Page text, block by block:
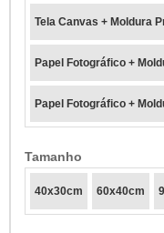
Tela Canvas + Moldura
Papel Fotográfico +
Papel Fotográfico +
Tamanho
40x30cm 60x40cm